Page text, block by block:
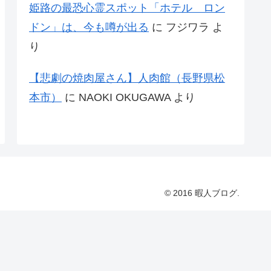
姫路の最恐心霊スポット「ホテル ロン
ドン」は、今も噂が出る に フジワラ よ
り
【悲劇の焼肉屋さん】人肉館（長野県松
本市）
に NAOKI OKUGAWAより
© 2016 暇人ブログ.